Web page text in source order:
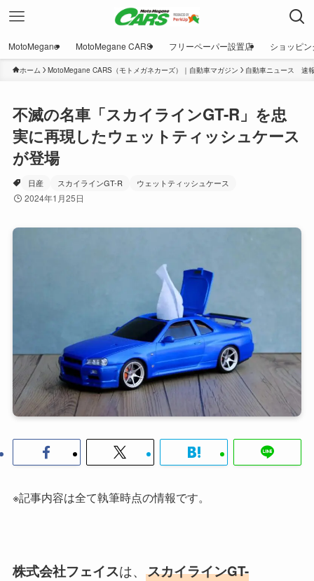
MotoMegane MotoMegane CARS フリーペーパー設置店 ショッピン
ホーム MotoMegane CARS（モトメガネカーズ）｜自動車マガジン 自動車ニュース 速
不滅の名車「スカイラインGT-R」を忠
実に再現したウェットティッシュケース
が登場
日産 スカイラインGT-R ウェットティッシュケース
2024年1月25日
※記事内容は全て執筆時点の情報です。
株式会社フェイスは、 スカイラインGT-